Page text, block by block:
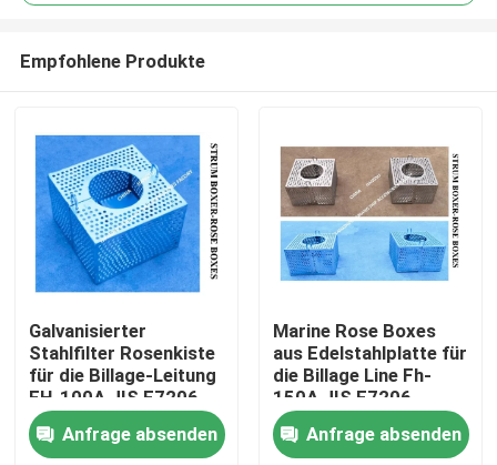
Startseite
Empfohlene Produkte
Galvanisierter
Stahlfilter Rosenkiste
für die Billage-Leitung
FH-100A JIS F7206
Mesh-10mm
Anfrage absenden
Marine Rose Boxes
aus Edelstahlplatte für
die Billage Line Fh-
150A JIS F7206
Mesh-10mm
Anfrage absenden